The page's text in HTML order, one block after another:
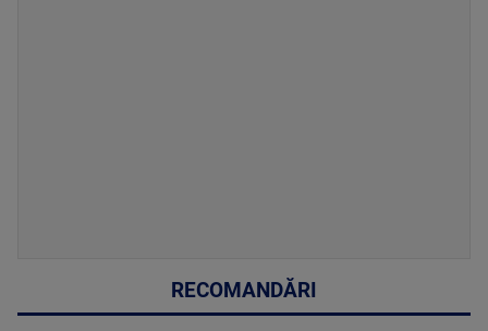
RECOMANDĂRI